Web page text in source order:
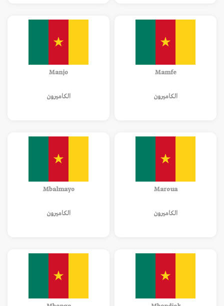
Mamfe
الكاميرون
Manjo
الكاميرون
Maroua
الكاميرون
Mbalmayo
الكاميرون